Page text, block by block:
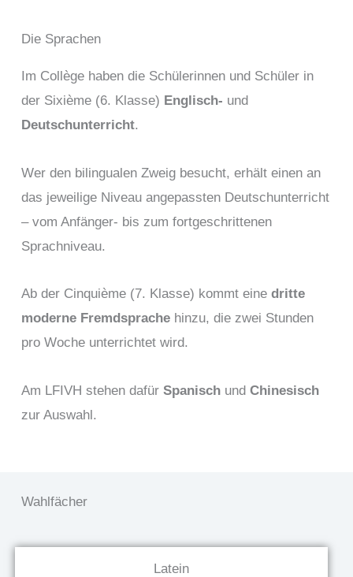
Die Sprachen
Im Collège haben die Schülerinnen und Schüler in
der Sixième (6. Klasse) Englisch- und
Deutschunterricht.
Wer den bilingualen Zweig besucht, erhält einen an
das jeweilige Niveau angepassten Deutschunterricht
– vom Anfänger- bis zum fortgeschrittenen
Sprachniveau.
Ab der Cinquième (7. Klasse) kommt eine dritte
moderne Fremdsprache hinzu, die zwei Stunden
pro Woche unterrichtet wird.
Am LFIVH stehen dafür Spanisch und Chinesisch
zur Auswahl.
Wahlfächer
Latein